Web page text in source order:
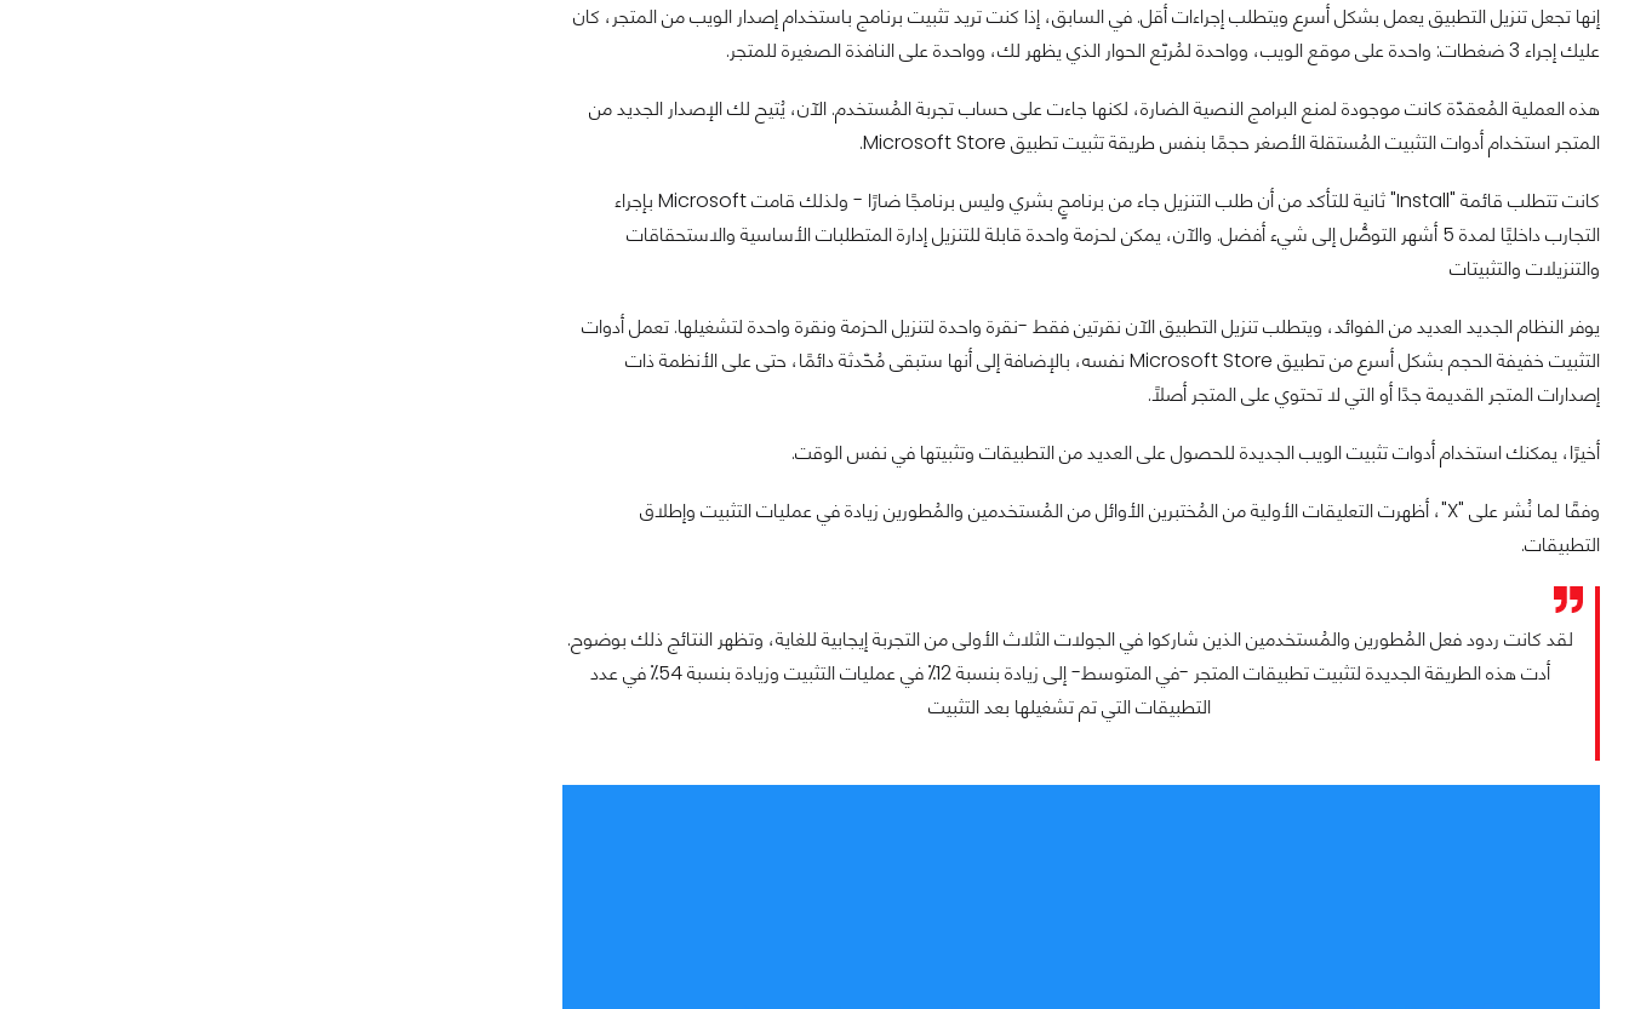
إنها تجعل تنزيل التطبيق يعمل بشكل أسرع ويتطلب إجراءات أقل. في السابق، إذا كنت تريد تثبيت برنامج باستخدام إصدار الويب من المتجر، كان
عليك إجراء 3 ضغطات: واحدة على موقع الويب، وواحدة لمُربّع الحوار الذي يظهر لك، وواحدة على النافذة الصغيرة للمتجر.
هذه العملية المُعقدّة كانت موجودة لمنع البرامج النصية الضارة، لكنها جاءت على حساب تجربة المُستخدم. الآن، يُتيح لك الإصدار الجديد من
المتجر استخدام أدوات التثبيت المُستقلة الأصغر حجمًا بنفس طريقة تثبيت تطبيق Microsoft Store.
كانت تتطلب قائمة "Install" ثانية للتأكد من أن طلب التنزيل جاء من برنامجٍ بشري وليس برنامجًا ضارًا - ولذلك قامت Microsoft بإجراء
التجارب داخليًا لمدة 5 أشهر التوصُّل إلى شيء أفضل. والآن، يمكن لحزمة واحدة قابلة للتنزيل إدارة المتطلبات الأساسية والاستحقاقات
والتنزيلات والتثبيتات
يوفر النظام الجديد العديد من الفوائد، ويتطلب تنزيل التطبيق الآن نقرتين فقط -نقرة واحدة لتنزيل الحزمة ونقرة واحدة لتشغيلها. تعمل أدوات
التثبيت خفيفة الحجم بشكل أسرع من تطبيق Microsoft Store نفسه، بالإضافة إلى أنها ستبقى مُحّدثة دائمًا، حتى على الأنظمة ذات
إصدارات المتجر القديمة جدًا أو التي لا تحتوي على المتجر أصلًا.
أخيرًا، يمكنك استخدام أدوات تثبيت الويب الجديدة للحصول على العديد من التطبيقات وتثبيتها في نفس الوقت.
وفقًا لما نُشر على "X"، أظهرت التعليقات الأولية من المُختبرين الأوائل من المُستخدمين والمُطورين زيادة في عمليات التثبيت وإطلاق
التطبيقات.
لقد كانت ردود فعل المُطورين والمُستخدمين الذين شاركوا في الجولات الثلاث الأولى من التجربة إيجابية للغاية، وتظهر النتائج ذلك بوضوح.
أدت هذه الطريقة الجديدة لتثبيت تطبيقات المتجر -في المتوسط- إلى زيادة بنسبة 12⁒ في عمليات التثبيت وزيادة بنسبة 54⁒ في عدد
التطبيقات التي تم تشغيلها بعد التثبيت